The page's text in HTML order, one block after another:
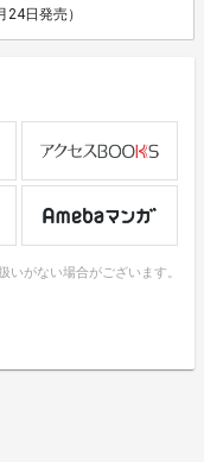
24日発売）
いがない場合がございます。